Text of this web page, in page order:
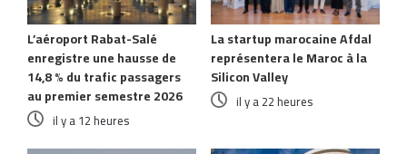
L’aéroport Rabat-Salé
enregistre une hausse de
14,8 % du trafic passagers
au premier semestre 2026
il y a 12 heures
La startup marocaine Afdal
représentera le Maroc à la
Silicon Valley
il y a 22 heures